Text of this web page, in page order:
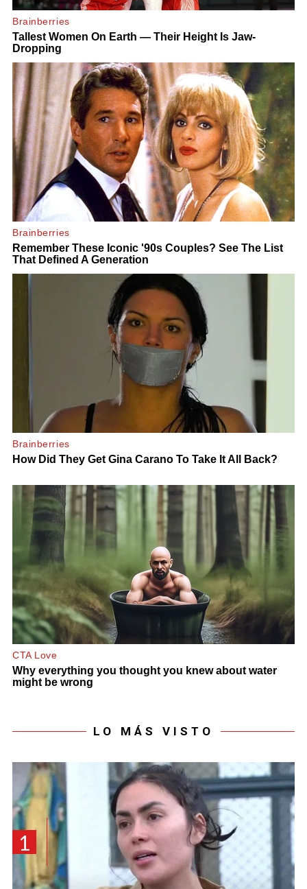
LO MÁS VISTO
1